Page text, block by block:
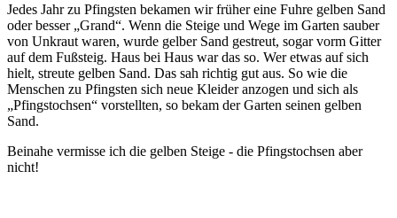
Jedes Jahr zu Pfingsten bekamen wir früher eine Fuhre gelben Sand
oder besser Grand . Wenn die Steige und Wege im Garten sauber
von Unkraut waren, wurde gelber Sand gestreut, sogar vorm Gitter
auf dem Fußsteig. Haus bei Haus war das so. Wer etwas auf sich
hielt, streute gelben Sand. Das sah richtig gut aus. So wie die
Menschen zu Pfingsten sich neue Kleider anzogen und sich als
Pfingstochsen
vorstellten, so bekam der Garten seinen gelben
Sand.
Beinahe vermisse ich die gelben Steige - die Pfingstochsen aber
nicht!